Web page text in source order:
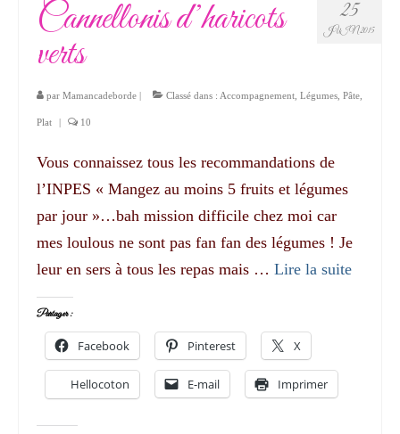
25
JUIN 2015
Cannellonis d’haricots
verts
par Mamancadeborde | Classé dans : Accompagnement Légumes Pâte
Plat | 10
Vous connaissez tous les recommandations de
l’INPES « Mangez au moins 5 fruits et légumes
par jour »…bah mission difficile chez moi car
mes loulous ne sont pas fan fan des légumes ! Je
leur en sers à tous les repas mais … Lire la suite­­
Partager :
Facebook Pinterest X
Hellocoton E-mail Imprimer